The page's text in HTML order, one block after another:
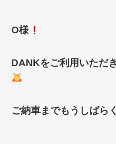
O様
DANKをご利用いただ
ご納車までもうしばら